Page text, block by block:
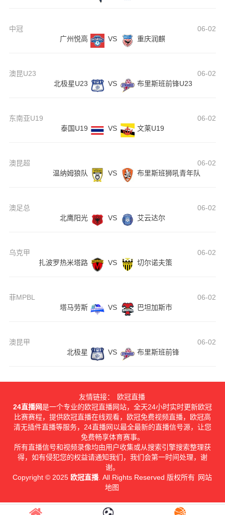
中冠
06-02
广州悦高
VS 重庆润麒
澳昆U23
06-02
北极星U23
VS 布里斯班前锋U23
东南亚U19
06-02
泰国U19
VS 文莱U19
澳昆超
06-02
温纳姆狼队
VS 布里斯班狮吼青年队
澳足总
06-02
北鹰阳光
VS 艾云达尔
乌克甲
06-02
扎波罗热米塔路
VS 切尔诺夫策
菲MPBL
06-02
塔马劳斯
VS 巴坦加斯市
澳昆甲
06-02
北极星
VS 布里斯班前锋
友情链接：
欧冠直播
24直播网是一个专业的欧冠直播网站，全天24小时实时更新欧冠
比赛赛程，提供欧冠直播在线观看，欧冠免费视频直播，欧冠高
清无插件直播等服务，24直播网以最全最新的直播信号源，让您
免费畅享体育赛事。
所有直播信号和视频录像均由用户收集或从搜索引擎搜索整理获
得，如有侵犯您的权益请通知我们，我们会第一时间处理，谢
谢。
Copyright © 2025 欧冠直播. All Rights Reserved 版权所有 网站
地图